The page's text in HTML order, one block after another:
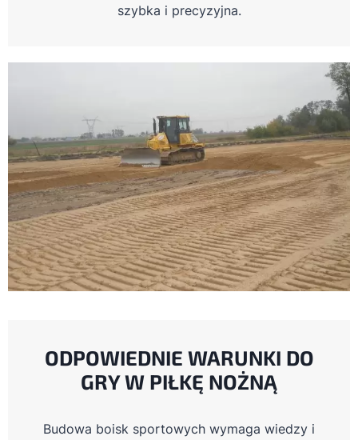
szybka i precyzyjna.
ODPOWIEDNIE WARUNKI DO
GRY W PIŁKĘ NOŻNĄ
Budowa boisk sportowych wymaga wiedzy i